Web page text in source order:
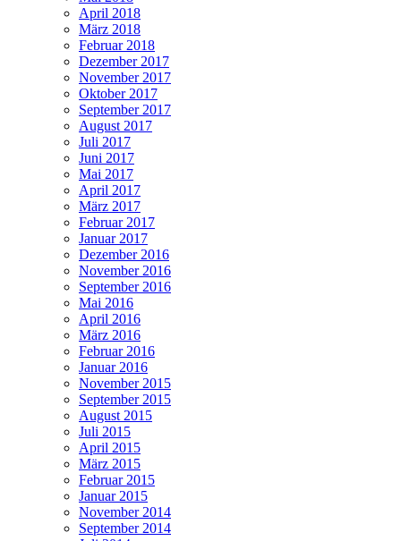
April 2018
März 2018
Februar 2018
Dezember 2017
November 2017
Oktober 2017
September 2017
August 2017
Juli 2017
Juni 2017
Mai 2017
April 2017
März 2017
Februar 2017
Januar 2017
Dezember 2016
November 2016
September 2016
Mai 2016
April 2016
März 2016
Februar 2016
Januar 2016
November 2015
September 2015
August 2015
Juli 2015
April 2015
März 2015
Februar 2015
Januar 2015
November 2014
September 2014